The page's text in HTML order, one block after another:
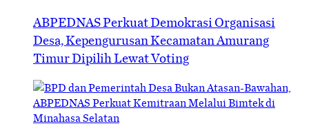
ABPEDNAS Perkuat Demokrasi Organisasi
Desa, Kepengurusan Kecamatan Amurang
Timur Dipilih Lewat Voting